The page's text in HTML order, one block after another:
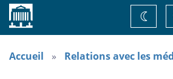
Accueil
de
thème
Accueil Relations avec les